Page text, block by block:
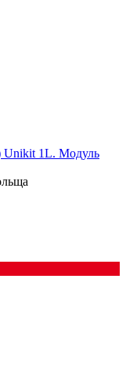
Unikit 1L. Модуль